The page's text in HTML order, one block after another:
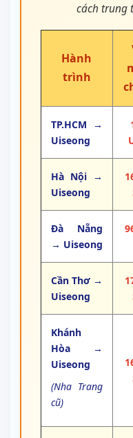
cách trung
Hành
trình
TP.HCM →
Uiseong
Hà Nội →
Uiseong
Đà Nẵng
→ Uiseong
Cần Thơ →
Uiseong
Khánh
Hòa →
Uiseong
(Nha Trang
cũ)